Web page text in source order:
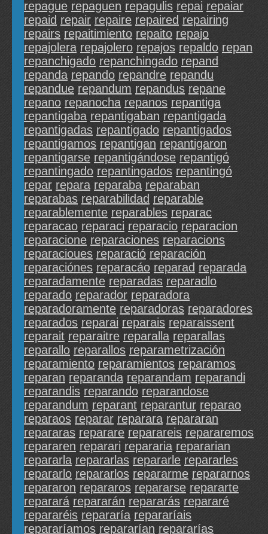
repague repaguen repagulis repai repaiar
repaid repair repaire repaired repairing
repairs repaitimiento repaito repajo
repajolera repajolero repajos repaldo repan
repanchigado repanchingado repand
repanda repando repandre repandu
repandue repandum repandus repane
repano repanocha repanos repantiga
repantigaba repantigaban repantigada
repantigadas repantigado repantigados
repantigamos repantigan repantigaron
repantigarse repantigándose repantigó
repantingado repantingados repantingó
repar repara reparaba reparaban
reparabas reparabilidad reparable
reparablemente reparables reparac
reparacao reparaci reparacio reparacion
reparacione reparaciones reparacions
reparacioues reparació reparación
reparaciónes reparacáo reparad reparada
reparadamente reparadas reparadlo
reparado reparador reparadora
reparadoramente reparadoras reparadores
reparados reparai reparais reparaissent
reparait reparaitre reparalla reparallas
reparallo reparallos reparametrización
reparamiento reparamientos reparamos
reparan reparanda reparandam reparandi
reparandis reparando reparandose
reparandum reparant reparantur reparao
reparaos reparar reparara repararan
repararas reparare reparareis repararemos
repararen reparari repararia repararian
repararla repararlas repararle repararles
repararlo repararlos repararme repararnos
repararon repararos repararse repararte
reparará repararán repararás repararé
repararéis repararía repararíais
repararíamos repararían repararías